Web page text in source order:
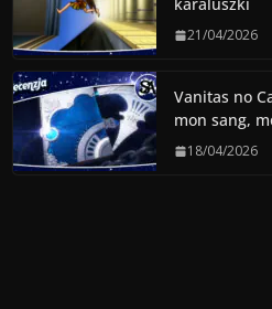
karaluszki
21/04/2026
Vanitas no
mon sang,
18/04/2026